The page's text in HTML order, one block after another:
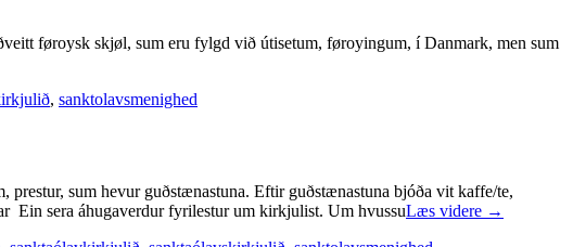
føroysk skjøl, sum eru fylgd við útisetum, føroyingum, í Danmark, men sum
, sanktolavsmenighed
sum hevur guðstænastuna. Eftir guðstænastuna bjóða vit kaffe/te,
sera áhugaverdur fyrilestur um kirkjulist. Um hvussuLæs videre →